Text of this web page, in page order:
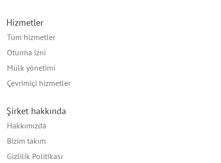
Hizmetler
Tüm hizmetler
Oturma izni
Mülk yönetimi
Çevrimiçi hizmetler
Şirket hakkında
Hakkımızda
Bizim takım
Gizlilik Politikası